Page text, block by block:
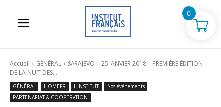
Accueil GÉNÉRAL
SARAJEVO | 25 JANVIER 2018 | PREMIÈRE ÉDITION
DE LA NUIT DES...
GÉNÉRAL HOMEFR L'INSTITUT
Nos événements
PARTENARIAT & COOPÉRATION
0